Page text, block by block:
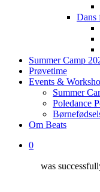
Dans
Summer Camp
Prøvetime
Events &
Summer
Poledance
Om Beats
0
was